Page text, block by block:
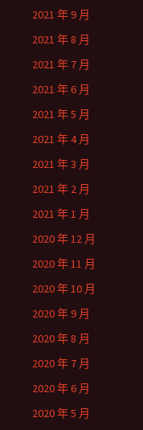
2021 年 9 月
2021 年 8 月
2021 年 7 月
2021 年 6 月
2021 年 5 月
2021 年 4 月
2021 年 3 月
2021 年 2 月
2021 年 1 月
2020 年 12 月
2020 年 11 月
2020 年 10 月
2020 年 9 月
2020 年 8 月
2020 年 7 月
2020 年 6 月
2020 年 5 月